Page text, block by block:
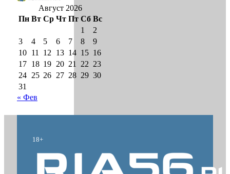
Август 2026
Пн Вт Ср Чт Пт Сб Вс
1
2
3
4 5 6 7 8
9
10 11 12 13 14 15 16
17 18 19 20 21 22 23
24 25 26 27 28 29 30
31
« Фев
18+